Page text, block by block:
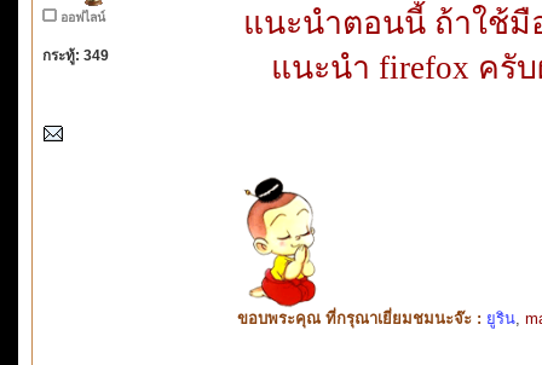
ออฟไลน์
กระทู้: 349
แนะนำตอนนี้ ถ้าใช้มื
แนะนำ firefox ครั
ขอบพระคุณ ที่กรุณาเยี่ยมชมนะจ๊ะ : ยูริน